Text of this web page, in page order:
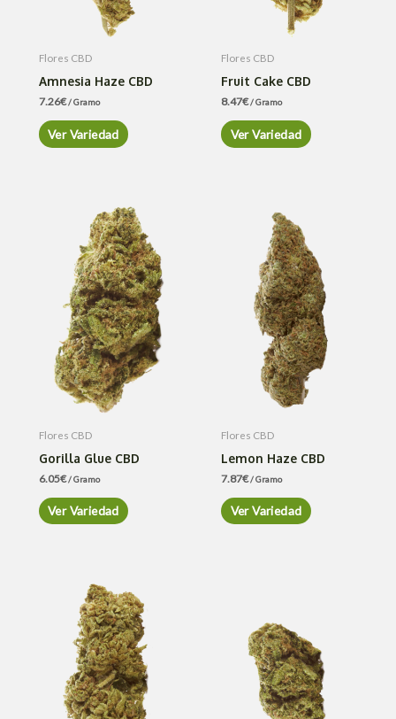
Flores CBD
Amnesia Haze CBD
7.26€/ Gramo
Ver Variedad
Flores CBD
Fruit Cake CBD
8.47€/ Gramo
Ver Variedad
Flores CBD
Gorilla Glue CBD
6.05€/ Gramo
Ver Variedad
Flores CBD
Lemon Haze CBD
7.87€/ Gramo
Ver Variedad